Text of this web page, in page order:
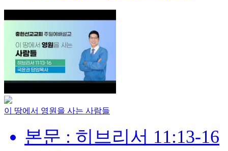
이 땅에서 영원을 사는 사람들
본문 : 히브리서 11:13-16